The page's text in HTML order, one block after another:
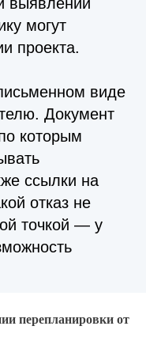
могут
проекта.
виде
Документ
которым
ссылки на
отказ не
точкой — у
перепланировки от